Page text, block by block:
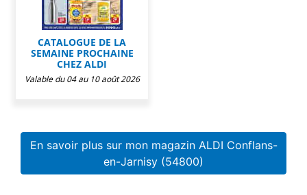
CATALOGUE DE LA
SEMAINE PROCHAINE
CHEZ ALDI
Valable du 04 au 10 août 2026
En savoir plus sur mon magazin ALDI Conflans-
en-Jarnisy (54800)